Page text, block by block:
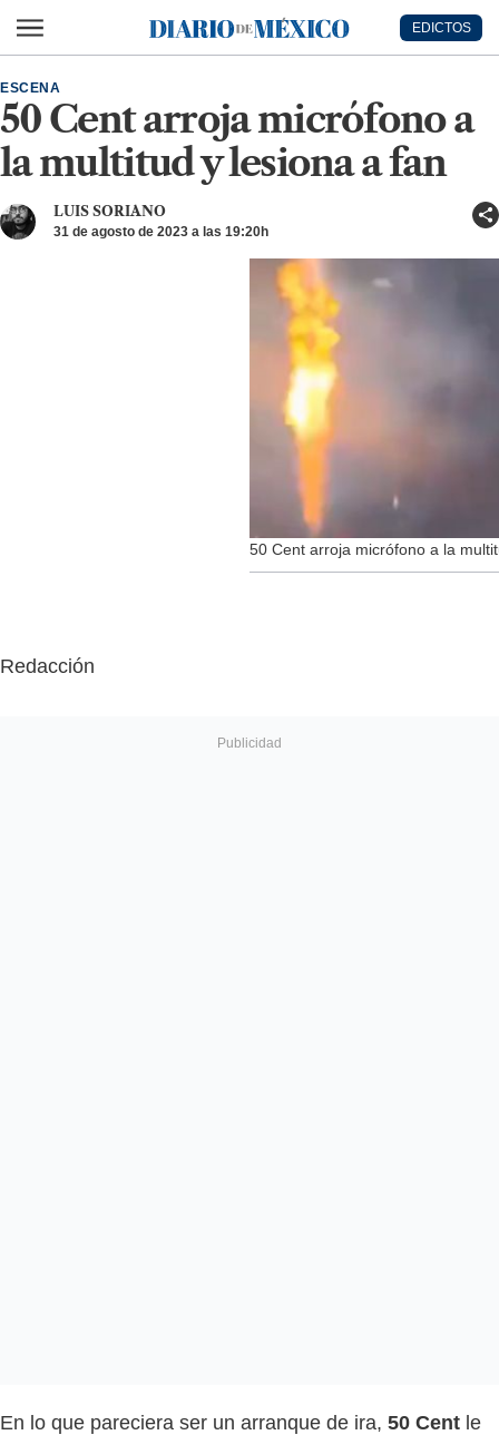
Diario de México
EDICTOS
50 Cent arroja micrófono a
la multitud y lesiona a fan
ESCENA
LUIS SORIANO
31 de agosto de 2023 a las 19:20h
50 Cent arroja micrófono a la
Redacción
En lo que pareciera ser un arranque de ira, 50 Cent le